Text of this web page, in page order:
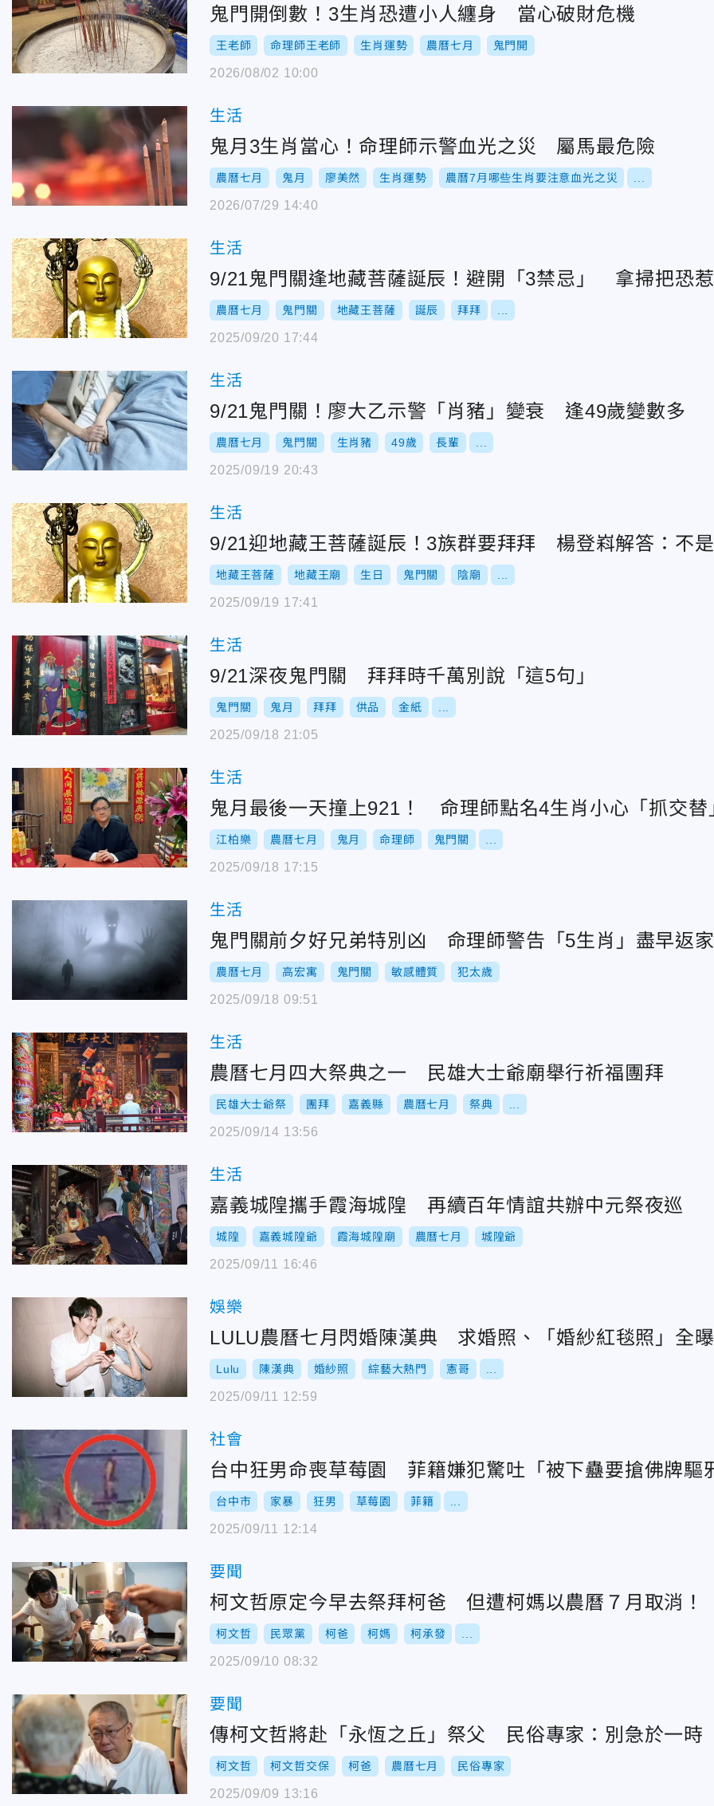
鬼門開倒數！3生肖恐遭小人纏身 當心破財危機
王老師 命理師王老師 生肖運勢 農曆七月 鬼門開
2026/08/02 10:00
生活
鬼月3生肖當心！命理師示警血光之災 屬馬最危險
農曆七月 鬼月 廖美然 生肖運勢 農曆7月哪些生肖要注意血光之災
2026/07/29 14:40
生活
9/21鬼門關逢地藏菩薩誕辰！避開「3禁忌」 拿掃把恐
農曆七月 鬼門關 地藏王菩薩 誕辰 拜拜
2025/09/20 17:44
生活
9/21鬼門關！廖大乙示警「肖豬」變衰 逢49歲變數多
農曆七月 鬼門關 生肖豬 49歲 長輩
2025/09/19 20:43
生活
9/21迎地藏王菩薩誕辰！3族群要拜拜 楊登嵙解答：不
地藏王菩薩 地藏王廟 生日 鬼門關 陰廟
2025/09/19 17:41
生活
9/21深夜鬼門關 拜拜時千萬別說「這5句」
鬼門關 鬼月 拜拜 供品 金紙
2025/09/18 21:05
生活
鬼月最後一天撞上921！ 命理師點名4生肖小心「抓交替
江柏樂 農曆七月 鬼月 命理師 鬼門關
2025/09/18 17:15
生活
鬼門關前夕好兄弟特別凶 命理師警告「5生肖」盡早返家
農曆七月 高宏寓 鬼門關 敏感體質 犯太歲
2025/09/18 09:51
生活
農曆七月四大祭典之一 民雄大士爺廟舉行祈福團拜
民雄大士爺祭 團拜 嘉義縣 農曆七月 祭典
2025/09/14 13:56
生活
嘉義城隍攜手霞海城隍 再續百年情誼共辦中元祭夜巡
城隍 嘉義城隍爺 霞海城隍廟 農曆七月 城隍爺
2025/09/11 16:46
娛樂
LULU農曆七月閃婚陳漢典 求婚照、「婚紗紅毯照」全
Lulu 陳漢典 婚紗照 綜藝大熱門 憲哥
2025/09/11 12:59
社會
台中狂男命喪草莓園 菲籍嫌犯驚吐「被下蠱要搶佛牌驅
台中市 家暴 狂男 草莓園 菲籍
2025/09/11 12:14
要聞
柯文哲原定今早去祭拜柯爸 但遭柯媽以農曆７月取消！
柯文哲 民眾黨 柯爸 柯媽 柯承發
2025/09/10 08:32
要聞
傳柯文哲將赴「永恆之丘」祭父 民俗專家：別急於一時
柯文哲 柯文哲交保 柯爸 農曆七月 民俗專家
2025/09/09 13:16